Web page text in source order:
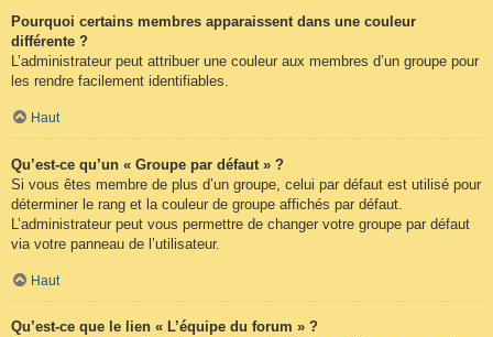
Pourquoi certains membres apparaissent dans une couleur
différente ?
L’administrateur peut attribuer une couleur aux membres d’un groupe pour
les rendre facilement identifiables.
Haut
Qu’est-ce qu’un « Groupe par défaut » ?
Si vous êtes membre de plus d’un groupe, celui par défaut est utilisé pour
déterminer le rang et la couleur de groupe affichés par défaut.
L’administrateur peut vous permettre de changer votre groupe par défaut
via votre panneau de l’utilisateur.
Haut
Qu’est-ce que le lien « L’équipe du forum » ?